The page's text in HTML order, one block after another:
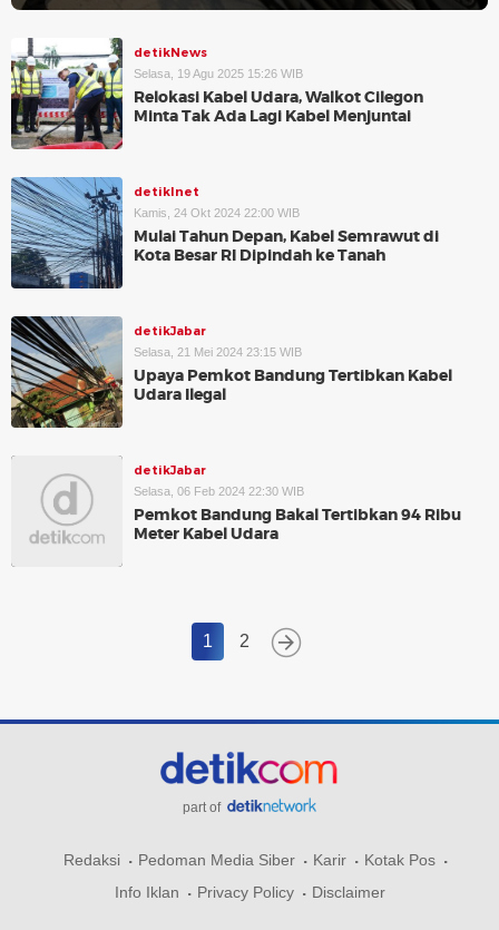
detikNews
Selasa, 19 Agu 2025 15:26 WIB
Relokasi Kabel Udara, Walkot Cilegon
Minta Tak Ada Lagi Kabel Menjuntai
detikInet
Kamis, 24 Okt 2024 22:00 WIB
Mulai Tahun Depan, Kabel Semrawut di
Kota Besar RI Dipindah ke Tanah
detikJabar
Selasa, 21 Mei 2024 23:15 WIB
Upaya Pemkot Bandung Tertibkan Kabel
Udara Ilegal
detikJabar
Selasa, 06 Feb 2024 22:30 WIB
Pemkot Bandung Bakal Tertibkan 94 Ribu
Meter Kabel Udara
1 2
part of
Redaksi Pedoman Media Siber Karir
Kotak Pos
Info Iklan
Privacy Policy Disclaimer